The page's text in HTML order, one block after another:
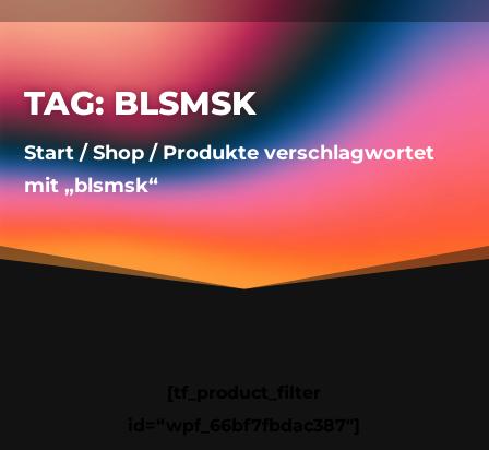
TAG: BLSMSK
Start/Shop/ Produkte verschlagwortet
mit „blsmsk“